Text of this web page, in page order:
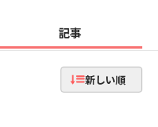
記事
新しい順